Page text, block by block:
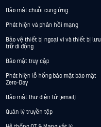
Bảo mật chuỗi cung ứng
Phát hiện và phản hồi mạng
Bảo vệ thiết bị ngoại vi và thiết bị lưu
trữ di động
Bảo mật truy cập
Phát hiện lỗ hổng bảo mật bảo mật
Zero-Day
Bảo mật thư điện tử (email)
Quản lý truyền tệp